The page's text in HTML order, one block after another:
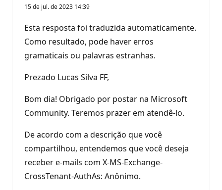
15 de jul. de 2023 14:39
Esta resposta foi traduzida automaticamente.
Como resultado, pode haver erros
gramaticais ou palavras estranhas.
Prezado Lucas Silva FF,
Bom dia! Obrigado por postar na Microsoft
Community. Teremos prazer em atendê-lo.
De acordo com a descrição que você
compartilhou, entendemos que você deseja
receber e-mails com X-MS-Exchange-
CrossTenant-AuthAs: Anônimo.